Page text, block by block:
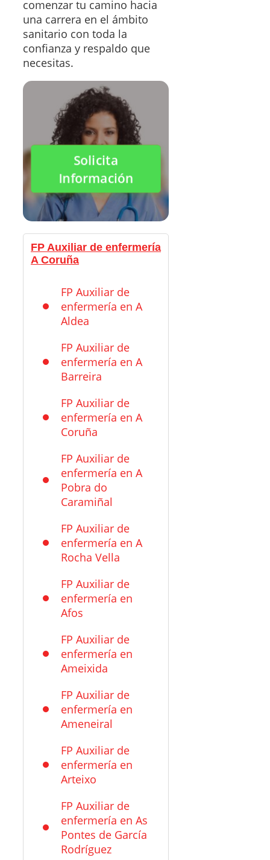
comenzar tu camino hacia
una carrera en el ámbito
sanitario con toda la
confianza y respaldo que
necesitas.
Solicita
Información
FP Auxiliar de enfermería
A Coruña
FP Auxiliar de
enfermería en A
Aldea
FP Auxiliar de
enfermería en A
Barreira
FP Auxiliar de
enfermería en A
Coruña
FP Auxiliar de
enfermería en A
Pobra do
Caramiñal
FP Auxiliar de
enfermería en A
Rocha Vella
FP Auxiliar de
enfermería en
Afos
FP Auxiliar de
enfermería en
Ameixida
FP Auxiliar de
enfermería en
Ameneiral
FP Auxiliar de
enfermería en
Arteixo
FP Auxiliar de
enfermería en As
Pontes de García
Rodríguez